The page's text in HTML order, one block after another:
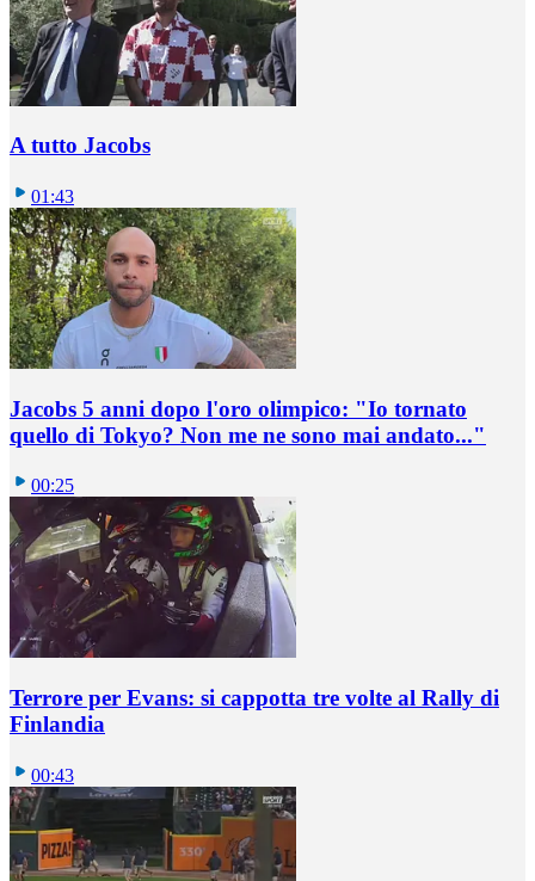
A tutto Jacobs
01:43
Jacobs 5 anni dopo l'oro olimpico: "Io tornato
quello di Tokyo? Non me ne sono mai andato..."
00:25
Terrore per Evans: si cappotta tre volte al Rally di
Finlandia
00:43